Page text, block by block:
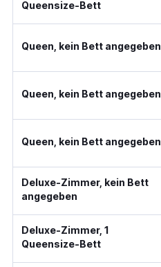
Queensize-Bett
Queen, kein Bett angegeben
Queen, kein Bett angegeben
Queen, kein Bett angegeben
Deluxe-Zimmer, kein Bett
angegeben
Deluxe-Zimmer, 1
Queensize-Bett